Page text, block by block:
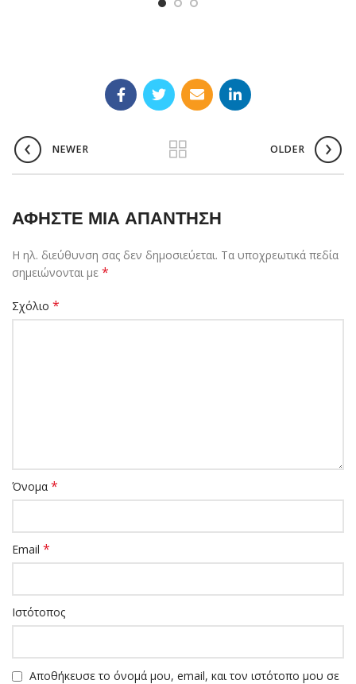
NEWER OLDER
ΑΦΉΣΤΕ ΜΙΑ ΑΠΆΝΤΗΣΗ
Η ηλ. διεύθυνση σας δεν δημοσιεύεται. Τα υποχρεωτικά πεδία
σημειώνονται με *
Σχόλιο *
Όνομα *
Email *
Ιστότοπος
Αποθήκευσε το όνομά μου, email, και τον ιστότοπο μου σε